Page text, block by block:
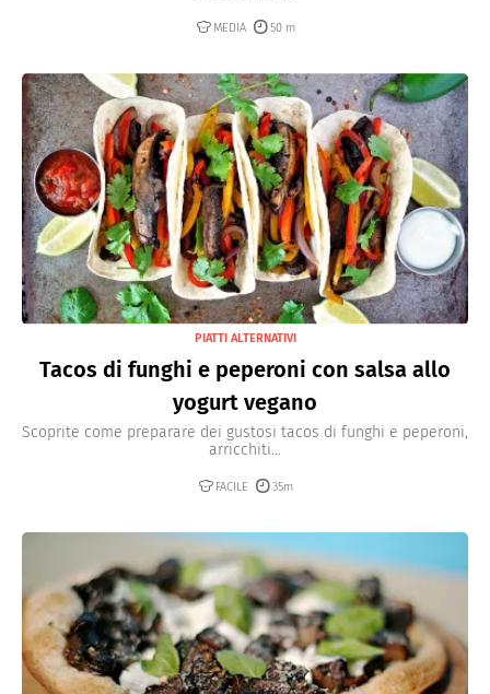
MEDIA 50 m
PIATTI ALTERNATIVI
Tacos di funghi e peperoni con salsa allo
yogurt vegano
Scoprite come preparare dei gustosi tacos di funghi e peperoni,
arricchiti...
FACILE 35m